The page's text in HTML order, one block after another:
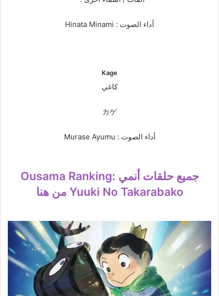
أداء الصوت : Hinata Minami
Kage
كاغي
カゲ
أداء الصوت : Murase Ayumu
جميع حلقات أنمي Ousama Ranking:
Yuuki No Takarabako من هنا